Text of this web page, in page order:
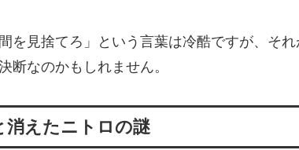
を見捨てろ」という言葉は冷酷ですが、そ
断なのかもしれません。
消えたニトロの謎